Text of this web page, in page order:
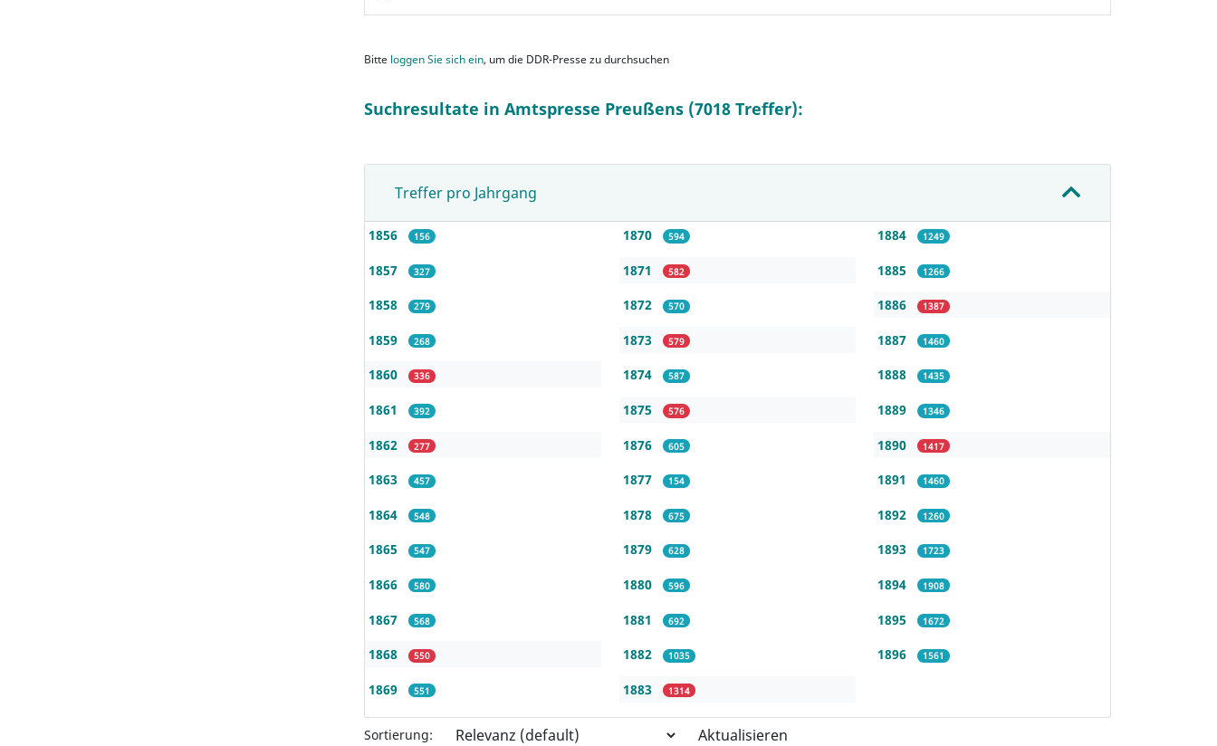
Bitte loggen Sie sich ein, um die DDR-Presse zu durchsuchen
Suchresultate in Amtspresse Preußens (7018 Treffer):
Treffer pro Jahrgang
1856 156
1857 327
1858 279
1859 268
1860 336
1861 392
1862 277
1863 457
1864 548
1865 547
1866 580
1867 568
1868 550
1869 551
1870 594
1871 582
1872 570
1873 579
1874 587
1875 576
1876 605
1877 154
1878 675
1879 628
1880 596
1881 692
1882 1035
1883 1314
1884 1249
1885 1266
1886 1387
1887 1460
1888 1435
1889 1346
1890 1417
1891 1460
1892 1260
1893 1723
1894 1908
1895 1672
1896 1561
Sortierung: Aktualisieren